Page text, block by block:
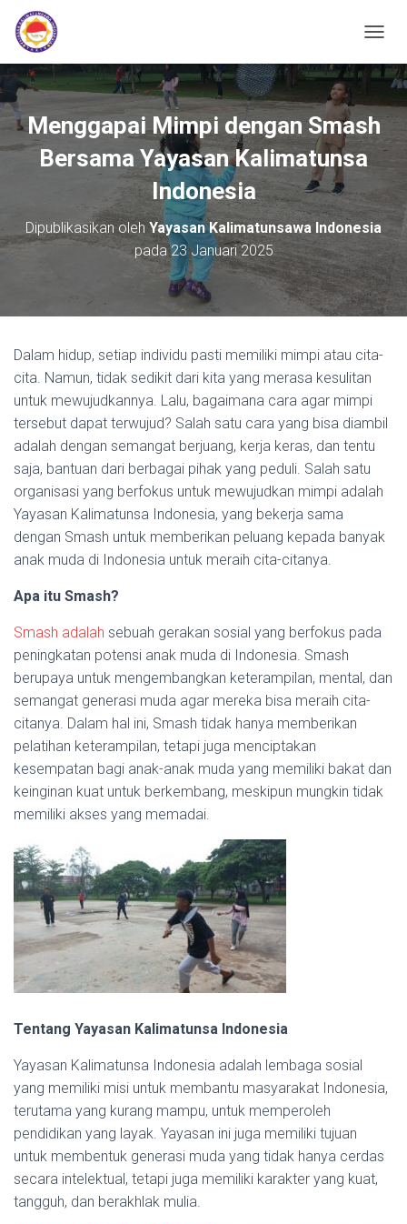
Menggapai Mimpi dengan Smash
Bersama Yayasan Kalimatunsa
Indonesia
Dipublikasikan olehYayasan Kalimatunsawa Indonesia
pada23 Januari 2025
Dalam hidup, setiap individu pasti memiliki mimpi atau cita-
cita. Namun, tidak sedikit dari kita yang merasa kesulitan
untuk mewujudkannya. Lalu, bagaimana cara agar mimpi
tersebut dapat terwujud? Salah satu cara yang bisa diambil
adalah dengan semangat berjuang, kerja keras, dan tentu
saja, bantuan dari berbagai pihak yang peduli. Salah satu
organisasi yang berfokus untuk mewujudkan mimpi adalah
Yayasan Kalimatunsa Indonesia, yang bekerja sama
dengan Smash untuk memberikan peluang kepada banyak
anak muda di Indonesia untuk meraih cita-citanya.
Apa itu Smash?
Smash adalah sebuah gerakan sosial yang berfokus pada
peningkatan potensi anak muda di Indonesia. Smash
berupaya untuk mengembangkan keterampilan, mental, dan
semangat generasi muda agar mereka bisa meraih cita-
citanya. Dalam hal ini, Smash tidak hanya memberikan
pelatihan keterampilan, tetapi juga menciptakan
kesempatan bagi anak-anak muda yang memiliki bakat dan
keinginan kuat untuk berkembang, meskipun mungkin tidak
memiliki akses yang memadai.
Tentang Yayasan Kalimatunsa Indonesia
Yayasan Kalimatunsa Indonesia adalah lembaga sosial
yang memiliki misi untuk membantu masyarakat Indonesia,
terutama yang kurang mampu, untuk memperoleh
pendidikan yang layak. Yayasan ini juga memiliki tujuan
untuk membentuk generasi muda yang tidak hanya cerdas
secara intelektual, tetapi juga memiliki karakter yang kuat,
tangguh, dan berakhlak mulia.